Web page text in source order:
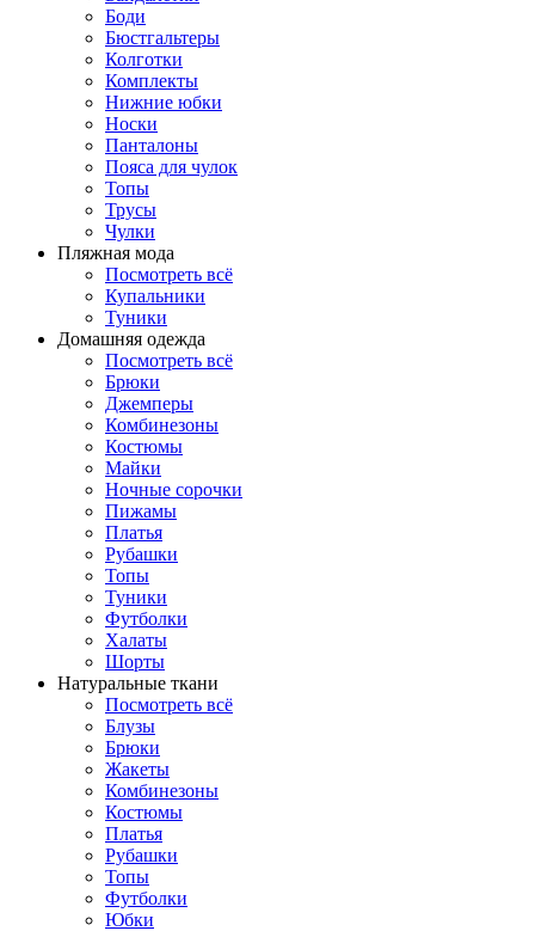
Боди
Бюстгальтеры
Колготки
Комплекты
Нижние юбки
Носки
Панталоны
Поясa для чулок
Топы
Трусы
Чулки
Пляжная мода
Посмотреть всё
Купальники
Туники
Домашняя одежда
Посмотреть всё
Брюки
Джемперы
Комбинезоны
Костюмы
Майки
Ночные сорочки
Пижамы
Платья
Рубашки
Топы
Туники
Футболки
Халаты
Шорты
Натуральные ткани
Посмотреть всё
Блузы
Брюки
Жакеты
Комбинезоны
Костюмы
Платья
Рубашки
Топы
Футболки
Юбки